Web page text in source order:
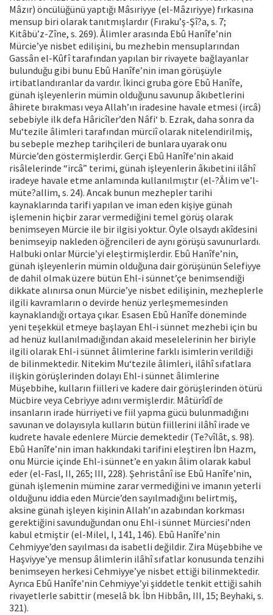
Mâzır) öncülüğünü yaptığı Mâsıriyye (el-Mâzıriyye) fırkasına
mensup biri olarak tanıtmışlardır (Fıraku’ş-Şî?a, s. 7;
Kitâbü’z-Zîne, s. 269). Âlimler arasında Ebû Hanîfe’nin
Mürcie’ye nisbet edilişini, bu mezhebin mensuplarından
Gassân el-Kûfî tarafından yapılan bir rivayete bağlayanlar
bulunduğu gibi bunu Ebû Hanîfe’nin iman görüşüyle
irtibatlandıranlar da vardır. İkinci gruba göre Ebû Hanîfe,
günah işleyenlerin mümin olduğunu savunup âkıbetlerini
âhirete bırakması veya Allah’ın iradesine havale etmesi (ircâ)
sebebiyle ilk defa Hâricîler’den Nâfi‘ b. Ezrak, daha sonra da
Mu‘tezile âlimleri tarafından mürciî olarak nitelendirilmiş,
bu sebeple mezhep tarihçileri de bunlara uyarak onu
Mürcie’den göstermişlerdir. Gerçi Ebû Hanîfe’nin akaid
risâlelerinde “ircâ” terimi, günah işleyenlerin âkıbetini ilâhî
iradeye havale etme anlamında kullanılmıştır (el-?Âlim ve’l-
müte?allim, s. 24). Ancak bunun mezhepler tarihi
kaynaklarında tarifi yapılan ve iman eden kişiye günah
işlemenin hiçbir zarar vermediğini temel görüş olarak
benimseyen Mürcie ile bir ilgisi yoktur. Öyle olsaydı akîdesini
benimseyip nakleden öğrencileri de aynı görüşü savunurlardı.
Halbuki onlar Mürcie’yi eleştirmişlerdir. Ebû Hanîfe’nin,
günah işleyenlerin mümin olduğuna dair görüşünün Selefiyye
de dahil olmak üzere bütün Ehl-i sünnet’çe benimsendiği
dikkate alınırsa onun Mürcie’ye nisbet edilişinin, mezheplerle
ilgili kavramların o devirde henüz yerleşmemesinden
kaynaklandığı ortaya çıkar. Esasen Ebû Hanîfe döneminde
yeni teşekkül etmeye başlayan Ehl-i sünnet mezhebi için bu
ad henüz kullanılmadığından akaid meselelerinin her biriyle
ilgili olarak Ehl-i sünnet âlimlerine farklı isimlerin verildiği
de bilinmektedir. Nitekim Mu‘tezile âlimleri, ilâhî sıfatlara
ilişkin görüşlerinden dolayı Ehl-i sünnet âlimlerine
Müşebbihe, kulların fiilleri ve kadere dair görüşlerinden ötürü
Mücbire veya Cebriyye adını vermişlerdir. Mâtürîdî de
insanların irade hürriyeti ve fiil yapma gücü bulunmadığını
savunan ve dolayısıyla kulların bütün fiillerini ilâhî irade ve
kudrete havale edenlere Mürcie demektedir (Te?vîlât, s. 98).
Ebû Hanîfe’nin iman hakkındaki tarifini eleştiren İbn Hazm,
onu Mürcie içinde Ehl-i sünnet’e en yakın âlim olarak kabul
eder (el-Fasl, II, 265; III, 228). Şehristânî ise Ebû Hanîfe’nin,
günah işlemenin mümine zarar vermediğini ve imanın yeterli
olduğunu iddia eden Mürcie’den sayılmadığını belirtmiş,
aksine günah işleyen kişinin Allah’ın azabından korkması
gerektiğini savunduğundan onu Ehl-i sünnet Mürciesi’nden
kabul etmiştir (el-Milel, I, 141, 146). Ebû Hanîfe’nin
Cehmiyye’den sayılması da isabetli değildir. Zira Müşebbihe ve
Haşviyye’ye mensup âlimlerin ilâhî sıfatlar konusunda tenzihi
benimseyen herkesi Cehmiyye’ye nisbet ettiği bilinmektedir.
Ayrıca Ebû Hanîfe’nin Cehmiyye’yi şiddetle tenkit ettiği sahih
rivayetlerle sabittir (meselâ bk. İbn Hibbân, III, 15; Beyhaki, s.
321).